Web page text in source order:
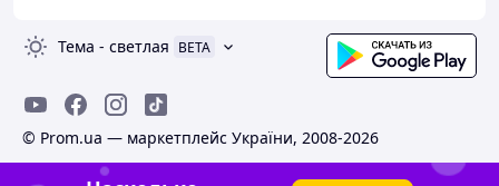
Тема - светлая BETA
© Prom.ua — маркетплейс України, 2008-2026